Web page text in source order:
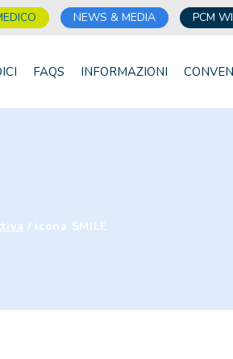
NEWS & MEDIA PCM
FAQS INFORMAZIONI
/ icona SMILE